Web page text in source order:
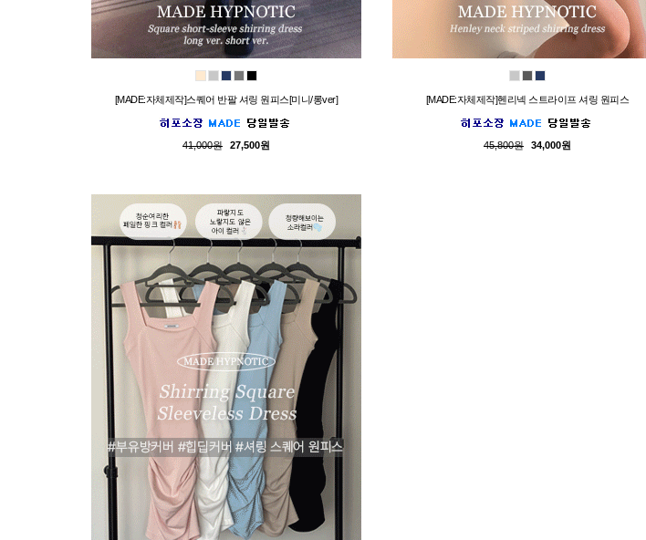
[MADE:자체제작]스퀘어 반팔 셔링 원피스[미니/롱ver]
41,000원 27,500원
[MADE:자체제작]헨리넥 스트라이프 셔링 원피스
45,800원 34,000원